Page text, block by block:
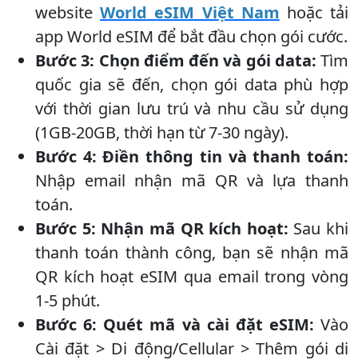
websiteWorld eSIM Việt Nam hoặc tải
app World eSIM để bắt đầu chọn gói cước.
Bước 3: Chọn điểm đến và gói data: Tìm
quốc gia sẽ đến, chọn gói data phù hợp
với thời gian lưu trú và nhu cầu sử dụng
(1GB-20GB, thời hạn từ 7-30 ngày).
Bước 4: Điền thông tin và thanh toán:
Nhập email nhận mã QR và lựa thanh
toán.
Bước 5: Nhận mã QR kích hoạt: Sau khi
thanh toán thành công, bạn sẽ nhận mã
QR kích hoạt eSIM qua email trong vòng
1-5 phút.
Bước 6: Quét mã và cài đặt eSIM: Vào
Cài đặt > Di động/Cellular > Thêm gói di